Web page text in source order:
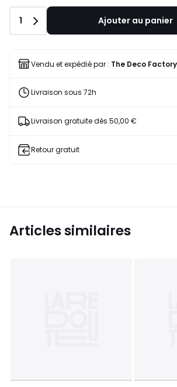
22,35
€
de
réduction
Quantité
1 Ajouter au panier
Vendu et expédié par : The Deco Factory
Livraison sous 72h
Livraison gratuite dès 50,00 €
Retour gratuit
Articles similaires